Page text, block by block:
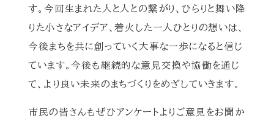
す。今回生まれた人と人との繋がり、ひらりと舞い降
りた小さなアイデア、着火した一人ひとりの想いは、
今後まちを共に創っていく大事な一歩になると信じ
ています。今後も継続的な意見交換や協働を通じ
て、より良い未来のまちづくりをめざしていきます。
市民の皆さんもぜひアンケートよりご意見をお聞か